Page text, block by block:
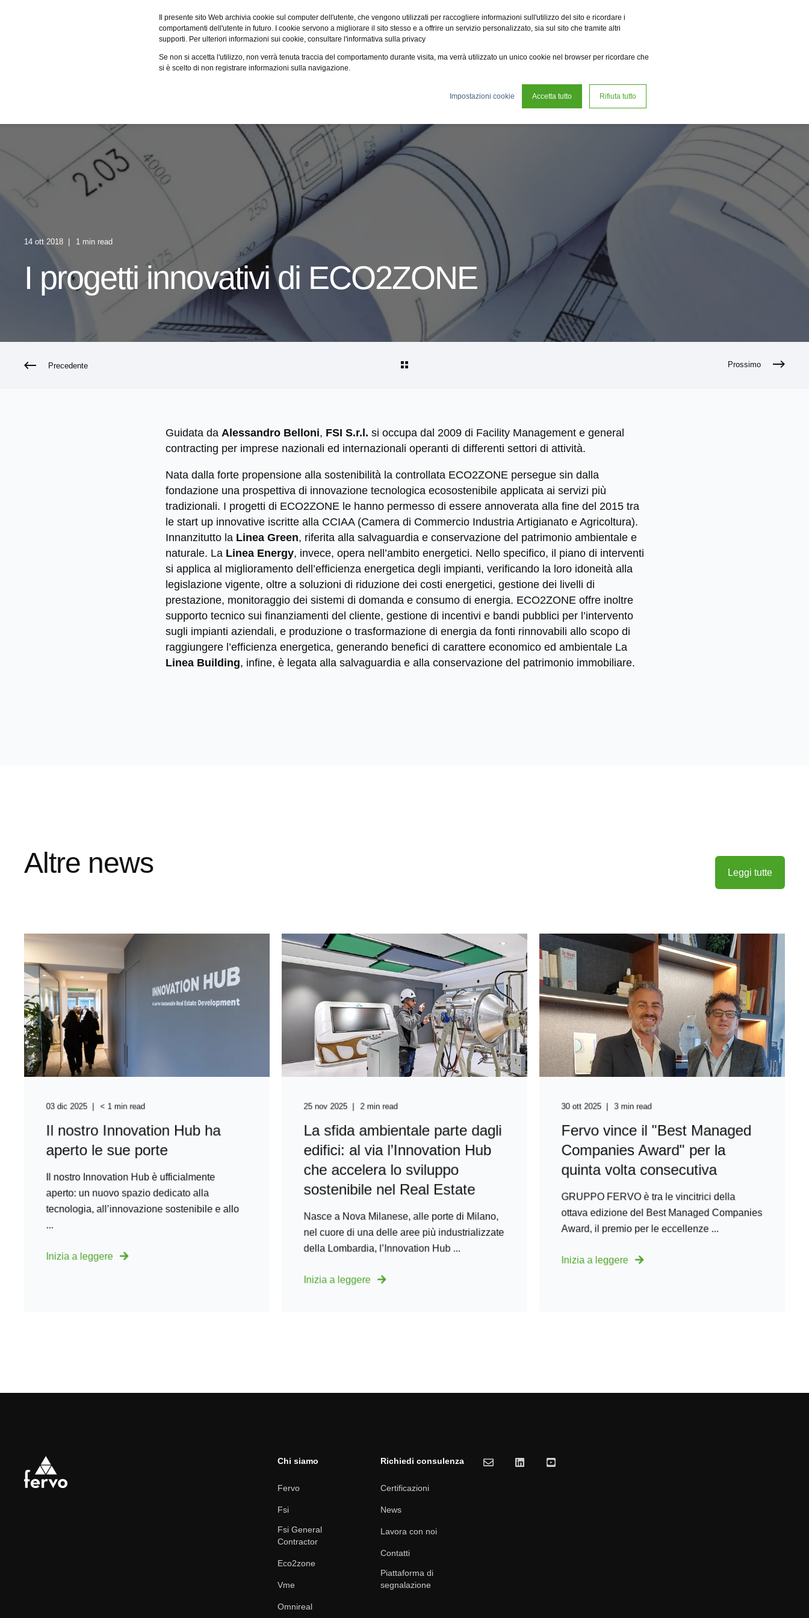
Il presente sito Web archivia cookie sul computer dell'utente, che vengono utilizzati per raccogliere informazioni sull'utilizzo del sito e ricordare i
comportamenti dell'utente in futuro. I cookie servono a migliorare il sito stesso e a offrire un servizio personalizzato, sia sul sito che tramite altri
supporti. Per ulteriori informazioni sui cookie, consultare l'informativa sulla privacy
Se non si accetta l'utilizzo, non verrà tenuta traccia del comportamento durante visita, ma verrà utilizzato un unico cookie nel browser per ricordare che
si è scelto di non registrare informazioni sulla navigazione.
Impostazioni cookie Accetta tutto Rifiuta tutto
Fervo Fsi Fsi General Contractor Eco2zone Omnireal BayWa r.e. Power Solutions
Certificazioni
14 ott 2018 1 min read
I progetti innovativi di ECO2ZONE
Precedente Prossimo
Guidata da Alessandro Belloni, FSI S.r.l. si occupa dal 2009 di Facility Management e general
contracting per imprese nazionali ed internazionali operanti di differenti settori di attività.
Nata dalla forte propensione alla sostenibilità la controllata ECO2ZONE persegue sin dalla
fondazione una prospettiva di innovazione tecnologica ecosostenibile applicata ai servizi più
tradizionali. I progetti di ECO2ZONE le hanno permesso di essere annoverata alla fine del 2015 tra
le start up innovative iscritte alla CCIAA (Camera di Commercio Industria Artigianato e Agricoltura).
Innanzitutto laLinea Green, riferita alla salvaguardia e conservazione del patrimonio ambientale e
naturale. La Linea Energy, invece, opera nell’ambito energetici. Nello specifico, il piano di interventi
si applica al miglioramento dell’efficienza energetica degli impianti, verificando la loro idoneità alla
legislazione vigente, oltre a soluzioni di riduzione dei costi energetici, gestione dei livelli di
prestazione, monitoraggio dei sistemi di domanda e consumo di energia. ECO2ZONE offre inoltre
supporto tecnico sui finanziamenti del cliente, gestione di incentivi e bandi pubblici per l’intervento
sugli impianti aziendali, e produzione o trasformazione di energia da fonti rinnovabili allo scopo di
raggiungere l’efficienza energetica, generando benefici di carattere economico ed ambientale La
Linea Building, infine, è legata alla salvaguardia e alla conservazione del patrimonio immobiliare.
Altre news Leggi tutte
03 dic 2025 < 1 min read
Il nostro Innovation Hub ha
aperto le sue porte
Il nostro Innovation Hub è ufficialmente
aperto: un nuovo spazio dedicato alla
tecnologia, all’innovazione sostenibile e allo
...
Inizia a leggere
25 nov 2025 2 min read
La sfida ambientale parte dagli
edifici: al via l’Innovation Hub
che accelera lo sviluppo
sostenibile nel Real Estate
Nasce a Nova Milanese, alle porte di Milano,
nel cuore di una delle aree più industrializzate
della Lombardia, l’Innovation Hub ...
Inizia a leggere
30 ott 2025 3 min read
Fervo vince il "Best Managed
Companies Award" per la
quinta volta consecutiva
GRUPPO FERVO è tra le vincitrici della
ottava edizione del Best Managed Companies
Award, il premio per le eccellenze ...
Inizia a leggere
Chi siamo
Fervo
Fsi
Fsi General
Contractor
Eco2zone
Vme
Omnireal
Richiedi consulenza
Certificazioni
News
Lavora con noi
Contatti
Piattaforma di
segnalazione